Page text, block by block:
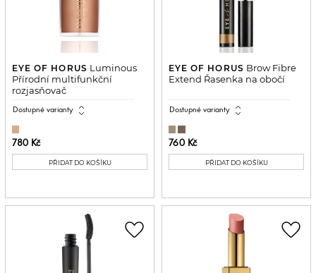
EYE OF HORUS Luminous
Přírodní multifunkční
rozjasňovač
Dostupné varianty expand_all
780 Kč
PŘIDAT DO KOŠÍKU
EYE OF HORUS Brow Fibre
Extend Řasenka na obočí
Dostupné varianty expand_all
760 Kč
PŘIDAT DO KOŠÍKU
favorite_border favorite_border